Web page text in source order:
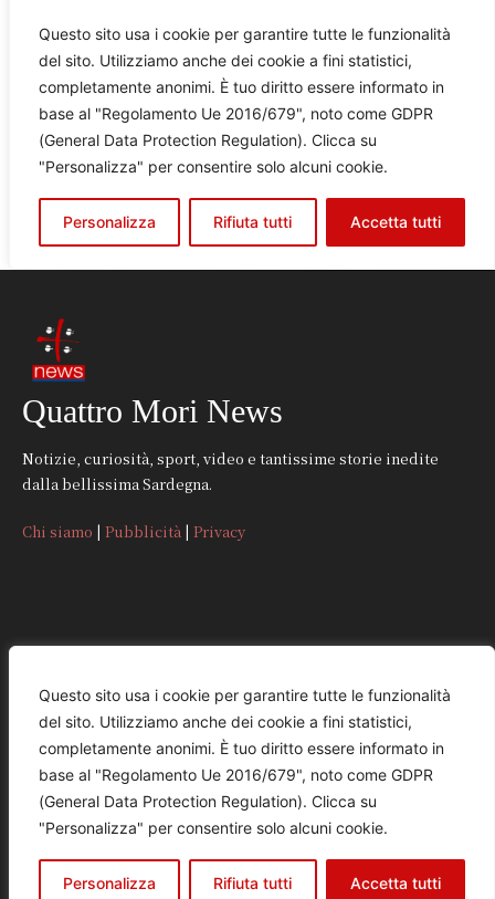
Questo sito usa i cookie per garantire tutte le funzionalità
del sito. Utilizziamo anche dei cookie a fini statistici,
completamente anonimi. È tuo diritto essere informato in
base al "Regolamento Ue 2016/679", noto come GDPR
(General Data Protection Regulation). Clicca su
"Personalizza" per consentire solo alcuni cookie.
Personalizza Rifiuta tutti Accetta tutti
Quattro Mori News
Notizie, curiosità, sport, video e tantissime storie inedite
dalla bellissima Sardegna.
Chi siamo | Pubblicità | Privacy
CONTATTI
REDAZIONE
redazione@quattromorinews.it
COMMERCIALE
commerciale@quattromorinews.it